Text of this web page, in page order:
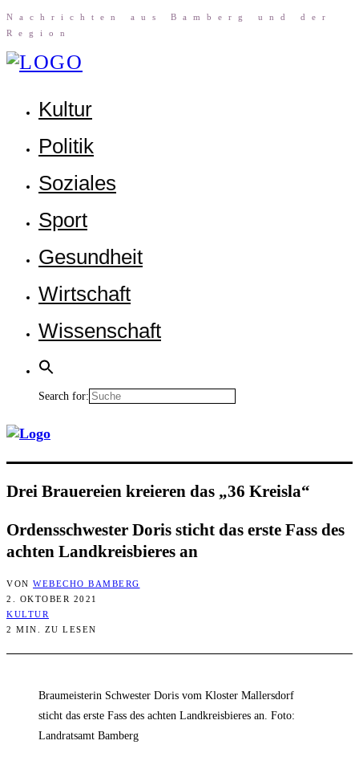
Nach­rich­ten aus Bam­berg und der
Region
Kul­tur
Poli­tik
Sozia­les
Sport
Gesund­heit
Wirt­schaft
Wis­sen­schaft
Search for:
Drei Braue­rei­en kre­ieren das „36 Kreisla“
Ordens­schwes­ter Doris sticht das ers­te Fass des
ach­ten Land­kreis­bie­res an
VON WEBECHO BAMBERG
2. OKTOBER 2021
KULTUR
2 MIN. ZU LESEN
Braumeisterin Schwester Doris vom Kloster Mallersdorf
sticht das erste Fass des achten Landkreisbieres an. Foto:
Landratsamt Bamberg